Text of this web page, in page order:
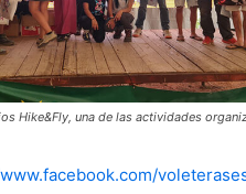
Hike&Fly, una de las actividades